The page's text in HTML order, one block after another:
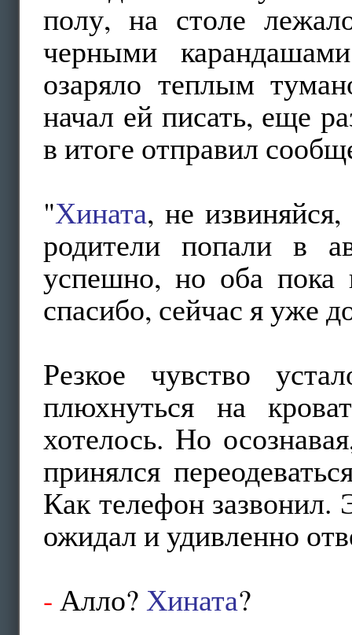
полу, на столе
черными
озаряло теплым
начал ей писать, еще
в итоге отправил
"Хината, не
родители попали в
успешно, но оба пока
спасибо, сейчас я уже
Резкое чувство
плюхнуться на
хотелось. Но
принялся
Как телефон
ожидал и удивленно
-Алло?Хината?